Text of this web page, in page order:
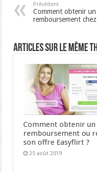
Précédent
Comment obtenir un
remboursement
Articles sur le même
Comment obtenir un
remboursement ou
son offre Easyflirt ?
25 août 2019